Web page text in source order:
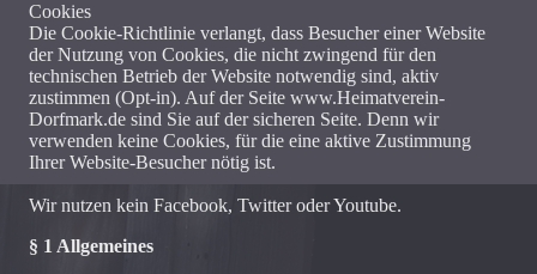
Cookies
Die Cookie-Richtlinie verlangt, dass Besucher einer Website
der Nutzung von Cookies, die nicht zwingend für den
technischen Betrieb der Website notwendig sind, aktiv
zustimmen (Opt-in). Auf der Seite www.Heimatverein-
Dorfmark.de sind Sie auf der sicheren Seite. Denn wir
verwenden keine Cookies, für die eine aktive Zustimmung
Ihrer Website-Besucher nötig ist.
Wir nutzen kein Facebook, Twitter oder Youtube.
§ 1 Allgemeines